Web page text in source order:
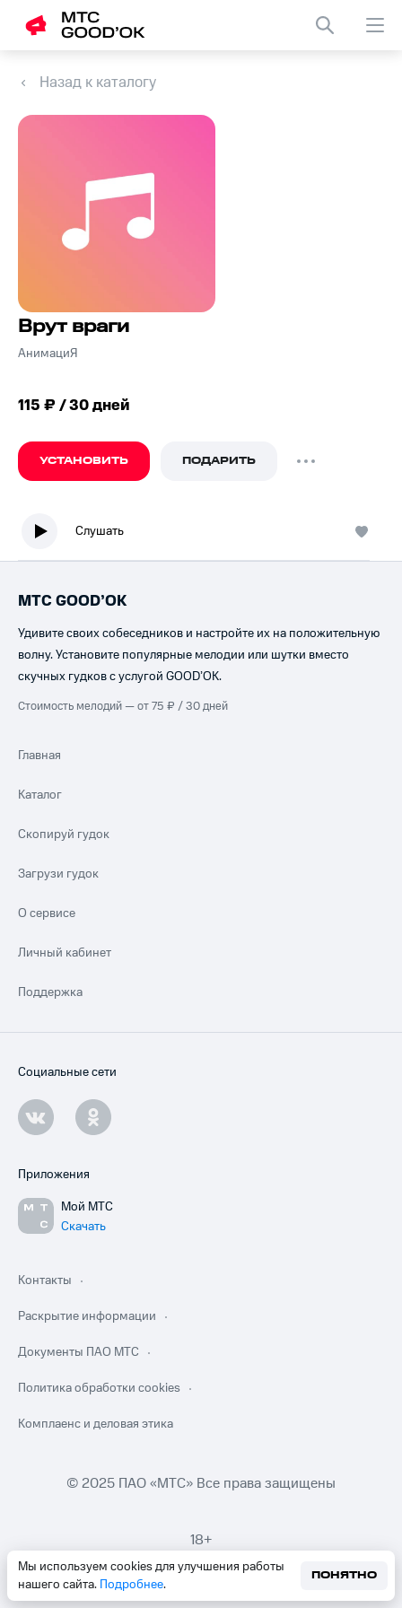
Назад к каталогу
Врут враги
АнимациЯ
115 ₽ / 30 дней
УСТАНОВИТЬ ПОДАРИТЬ
Слушать
Мы используем cookies для улучшения работы
нашего сайта. Подробнее.
ПОНЯТНО
МТС GOOD’OK
Удивите своих собеседников и настройте их на положительную
волну. Установите популярные мелодии или шутки вместо
скучных гудков с услугой GOOD’OK.
Стоимость мелодий — от 75 ₽ / 30 дней
Главная
Каталог
Скопируй гудок
Загрузи гудок
О сервисе
Личный кабинет
Поддержка
Социальные сети
Приложения
Мой МТС
Скачать
Контакты
Раскрытие информации
Документы ПАО МТС
Политика обработки cookies
Комплаенс и деловая этика
© 2025 ПАО «МТС» Все права защищены
18+